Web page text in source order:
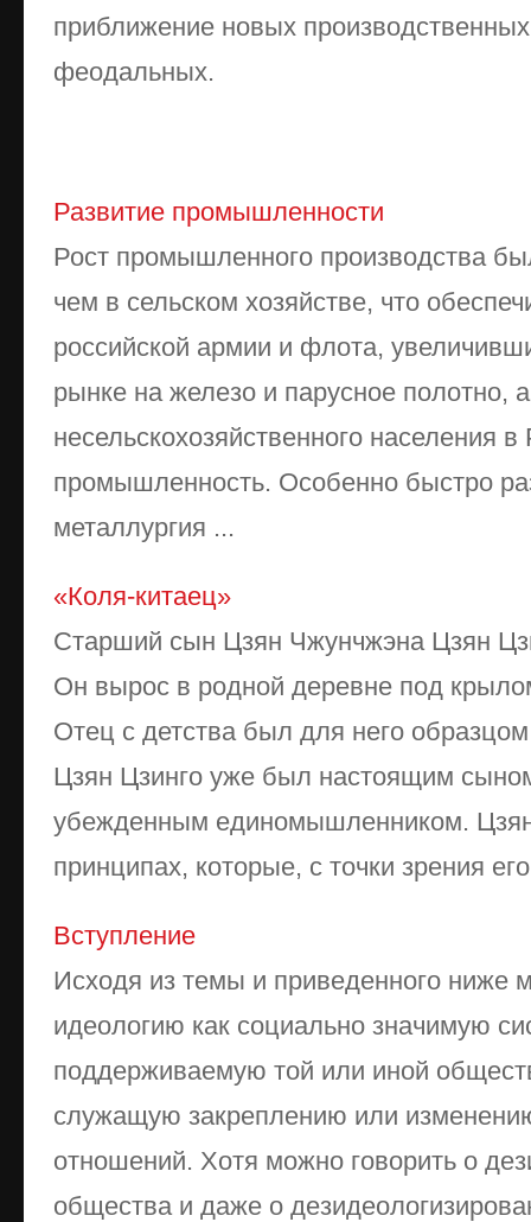
приближение новых
феодальных.
Развитие промышленности
Рост промышленного производства
чем в сельском хозяйстве, что
российской армии и флота,
рынке на железо и парусное полотно,
несельскохозяйственного населения
промышленность. Особенно быстро
металлургия ...
«Коля-китаец»
Старший сын Цзян Чжунчжэна Цзян
Он вырос в родной деревне под
Отец с детства был для него
Цзян Цзинго уже был настоящим
убежденным единомышленником.
принципах, которые, с точки зрения
Вступление
Исходя из темы и приведенного ниже
идеологию как социально значимую
поддерживаемую той или иной
служащую закреплению или
отношений. Хотя можно говорить о
общества и даже о